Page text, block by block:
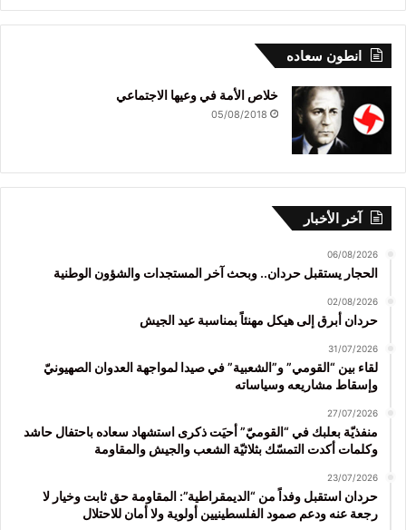
انطون سعاده
خلاص الأمة في وعيها الاجتماعي
05/08/2018
آخر الأخبار
06/08/2026
الحجار يستقبل حردان.. وبحث آخر المستجدات والشؤون الوطنية
02/08/2026
حردان أبرق إلى هيكل مهنئاً بمناسبة عيد الجيش
31/07/2026
لقاء بين “القومي” و”الشعبية” في صيدا لمواجهة العدوان الصهيونيّ
وإسقاط مشاريعه وسياساته
27/07/2026
منفذيّة بعلبك في “القوميّ” أحيَت ذكرى استشهاد سعاده باحتفال حاشد
وكلمات أكدت التمسّك بثلاثيّة الشعب والجيش والمقاومة
23/07/2026
حردان استقبل وفداً من “الديمقراطية”: المقاومة حق ثابت وخيار لا
رجعة عنه ودعم صمود الفلسطينيين أولوية ولا أمان للاحتلال